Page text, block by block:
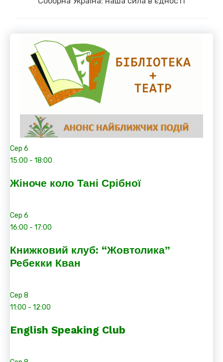
Сер 6
15:00 - 18:00
Жіноче коло Тані Срібної
Сер 6
16:00 - 17:00
Книжковий клуб: “Жовтолика”
Ребекки Кван
Сер 8
11:00 - 12:00
English Speaking Club